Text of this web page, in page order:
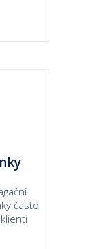
často